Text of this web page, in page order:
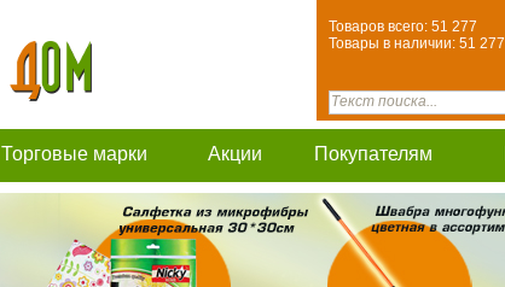
Товаров всего: 51 277
Товары в наличии: 51 277
Торговые марки Акции Покупателям